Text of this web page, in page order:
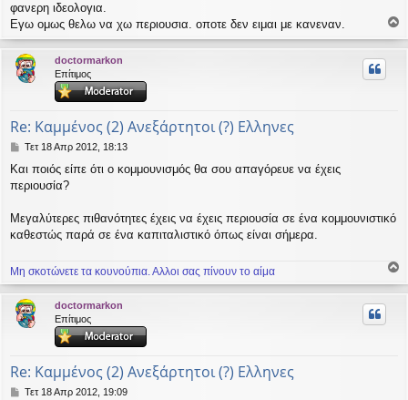
σ
ε
υ
σ
η
φανερη ιδεολογια.
Εγω ομως θελω να χω περιουσια. οποτε δεν ειμαι με κανεναν.
ο
ρ
doctormarkon
Επίτιμος
Re: Καμμένος (2) Ανεξάρτητοι (?) Ελληνες
Δ
μ
ο
ί
υ
η
Τετ 18 Απρ 2012, 18:13
Και ποιός είπε ότι ο κομμουνισμός θα σου απαγόρευε να έχεις
περιουσία?
Μεγαλύτερες πιθανότητες έχεις να έχεις περιουσία σε ένα κομμουνιστικό
καθεστώς παρά σε ένα καπιταλιστικό όπως είναι σήμερα.
Μη σκοτώνετε τα κουνούπια. Αλλοι σας πίνουν το αίμα
ρ
doctormarkon
Επίτιμος
Re: Καμμένος (2) Ανεξάρτητοι (?) Ελληνες
ΔΤετ 18 Απρ 2012, 19:09